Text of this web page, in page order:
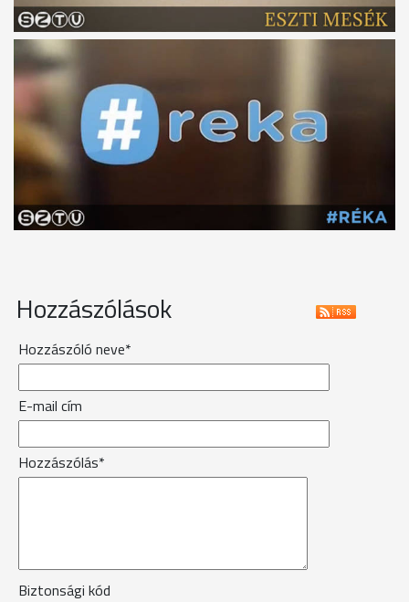
Hozzászólások
Hozzászóló neve*
E-mail cím
Hozzászólás*
Biztonsági kód